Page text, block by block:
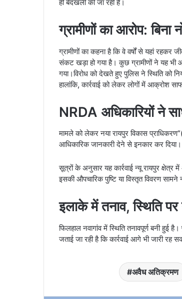
ही बेदखली की जा रही है।
ग्रामीणों का आरोप:
ग्रामीणों का कहना है कि वे वर्षों से यहां
संकट खड़ा हो गया है। कुछ ग्रामीणों ने यह भी
गया।विरोध को देखते हुए पुलिस ने स्थिति को
हालांकि, कार्रवाई को लेकर लोगों में आक्रोश
NRDA अधिकारियों ने
मामले को लेकर नया रायपुर विकास
आधिकारिक जानकारी देने से इनकार कर
सूत्रों के अनुसार यह कार्रवाई न्यू रायपुर
इसकी औपचारिक पुष्टि या विस्तृत विवरण सामने
इलाके में तनाव, स्थिति
फिलहाल नवागांव में स्थिति तनावपूर्ण बनी
जताई जा रही है कि कार्रवाई आगे भी जारी रह
अवैध अतिक्रमण